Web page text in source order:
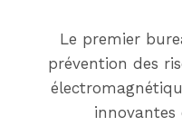
Le premier
prévention des
innovantes